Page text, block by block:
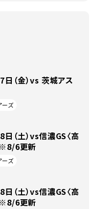
日（金）vs 茨城アス
ーズ
日（土）vs信濃GS〈高
※8/6更新
ーズ
日（土）vs信濃GS〈高
※8/6更新